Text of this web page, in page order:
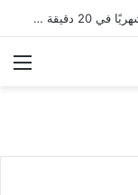
كيفية إنشاء تطبيق ويب بقيمة 25000 دولار شهريًا في 20 دقيقة (باستخدام Hostinger Horizons AI)